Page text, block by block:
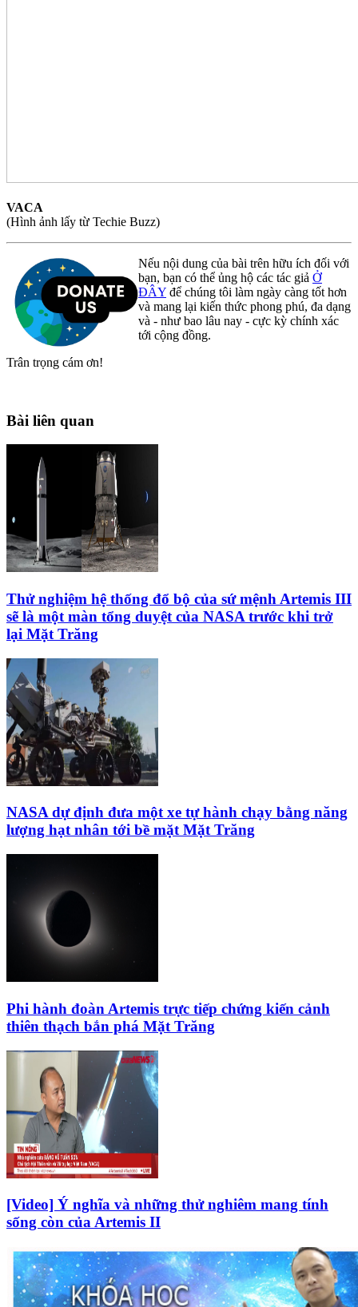
VACA
(Hình ảnh lấy từ Techie Buzz)
Nếu nội dung của bài trên hữu ích đối với
bạn, bạn có thể ủng hộ các tác giả Ở
ĐÂY để chúng tôi làm ngày càng tốt hơn
và mang lại kiến thức phong phú, đa dạng
và - như bao lâu nay - cực kỳ chính xác
tới cộng đồng.
Trân trọng cám ơn!
Bài liên quan
Thử nghiệm hệ thống đổ bộ của sứ mệnh Artemis III
sẽ là một màn tổng duyệt của NASA trước khi trở
lại Mặt Trăng
NASA dự định đưa một xe tự hành chạy bằng năng
lượng hạt nhân tới bề mặt Mặt Trăng
Phi hành đoàn Artemis trực tiếp chứng kiến cảnh
thiên thạch bắn phá Mặt Trăng
[Video] Ý nghĩa và những thử nghiêm mang tính
sống còn của Artemis II